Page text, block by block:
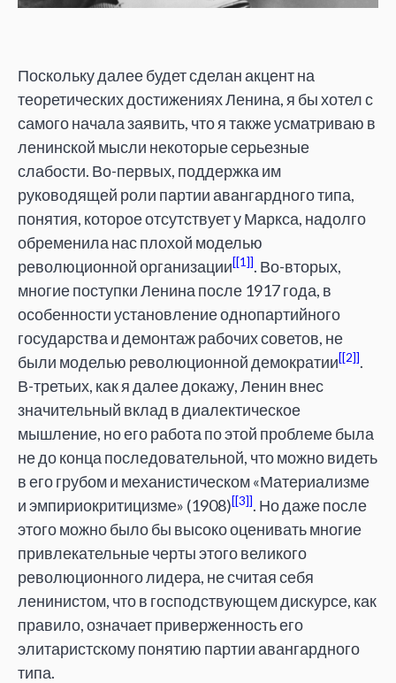
Поскольку далее будет сделан акцент на
теоретических достижениях Ленина, я бы хотел с
самого начала заявить, что я также усматриваю в
ленинской мысли некоторые серьезные
слабости. Во-первых, поддержка им
руководящей роли партии авангардного типа,
понятия, которое отсутствует у Маркса, надолго
обременила нас плохой моделью
революционной организации [1] . Во-вторых,
многие поступки Ленина после 1917 года, в
особенности установление однопартийного
государства и демонтаж рабочих советов, не
были моделью революционной демократии [2] .
В-третьих, как я далее докажу, Ленин внес
значительный вклад в диалектическое
мышление, но его работа по этой проблеме была
не до конца последовательной, что можно видеть
в его грубом и механистическом «Материализме
и эмпириокритицизме» (1908) [3] . Но даже после
этого можно было бы высоко оценивать многие
привлекательные черты этого великого
революционного лидера, не считая себя
ленинистом, что в господствующем дискурсе, как
правило, означает приверженность его
элитаристскому понятию партии авангардного
типа.